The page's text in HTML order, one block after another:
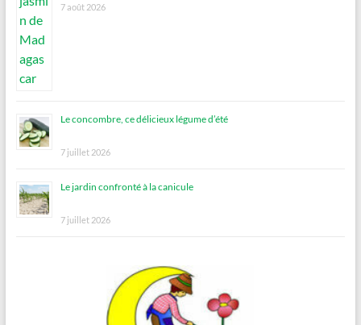
7 août 2026
Le concombre, ce délicieux légume d’été
7 juillet 2026
Le jardin confronté à la canicule
7 juillet 2026